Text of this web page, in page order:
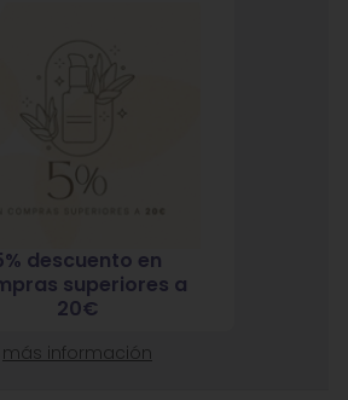
descuento en
superiores a
20€
más información